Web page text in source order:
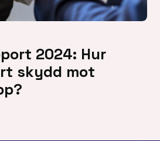
2024: Hur
skydd mot